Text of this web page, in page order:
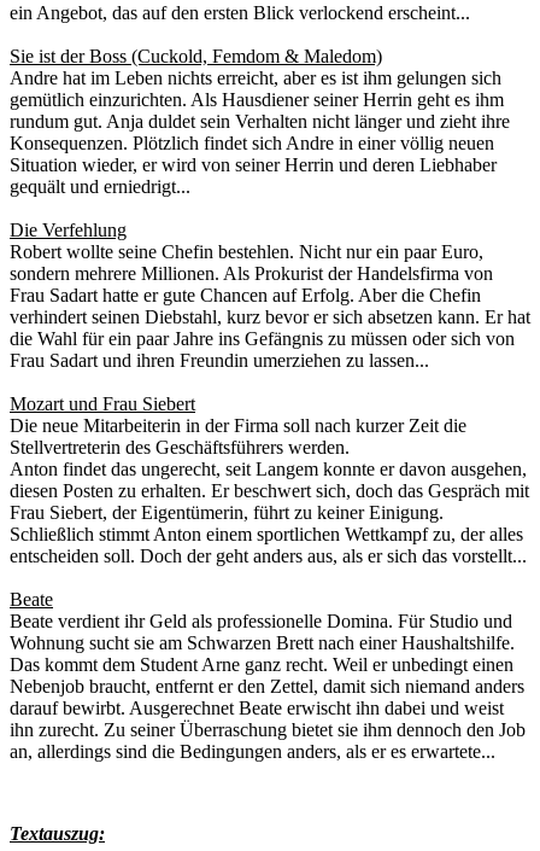
ein Angebot, das auf den ersten Blick verlockend erscheint...
Sie ist der Boss (Cuckold, Femdom & Maledom)
Andre hat im Leben nichts erreicht, aber es ist ihm gelungen sich
gemütlich einzurichten. Als Hausdiener seiner Herrin geht es ihm
rundum gut. Anja duldet sein Verhalten nicht länger und zieht ihre
Konsequenzen. Plötzlich findet sich Andre in einer völlig neuen
Situation wieder, er wird von seiner Herrin und deren Liebhaber
gequält und erniedrigt...
Die Verfehlung
Robert wollte seine Chefin bestehlen. Nicht nur ein paar Euro,
sondern mehrere Millionen. Als Prokurist der Handelsfirma von
Frau Sadart hatte er gute Chancen auf Erfolg. Aber die Chefin
verhindert seinen Diebstahl, kurz bevor er sich absetzen kann. Er hat
die Wahl für ein paar Jahre ins Gefängnis zu müssen oder sich von
Frau Sadart und ihren Freundin umerziehen zu lassen...
Mozart und Frau Siebert
Die neue Mitarbeiterin in der Firma soll nach kurzer Zeit die
Stellvertreterin des Geschäftsführers werden.
Anton findet das ungerecht, seit Langem konnte er davon ausgehen,
diesen Posten zu erhalten. Er beschwert sich, doch das Gespräch mit
Frau Siebert, der Eigentümerin, führt zu keiner Einigung.
Schließlich stimmt Anton einem sportlichen Wettkampf zu, der alles
entscheiden soll. Doch der geht anders aus, als er sich das vorstellt...
Beate
Beate verdient ihr Geld als professionelle Domina. Für Studio und
Wohnung sucht sie am Schwarzen Brett nach einer Haushaltshilfe.
Das kommt dem Student Arne ganz recht. Weil er unbedingt einen
Nebenjob braucht, entfernt er den Zettel, damit sich niemand anders
darauf bewirbt. Ausgerechnet Beate erwischt ihn dabei und weist
ihn zurecht. Zu seiner Überraschung bietet sie ihm dennoch den Job
an, allerdings sind die Bedingungen anders, als er es erwartete...
Textauszug: